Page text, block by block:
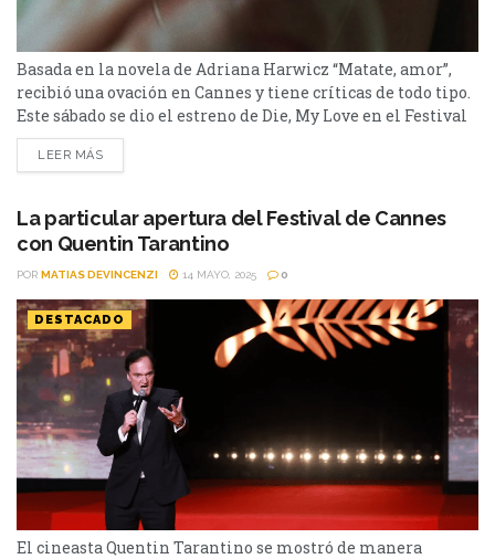
Basada en la novela de Adriana Harwicz “Matate, amor”,
recibió una ovación en Cannes y tiene críticas de todo tipo.
Este sábado se dio el estreno de Die, My Love en el Festival
de Cannes. Basada en la novela de Adriana Harwicz
“Matate, amor”, recibió una ovación de nueve minutos y la
cinta...
LEER MÁS
La particular apertura del Festival de Cannes
con Quentin Tarantino
POR MATIAS DEVINCENZI 14 MAYO, 2025 0
DESTACADO
El cineasta Quentin Tarantino se mostró de manera